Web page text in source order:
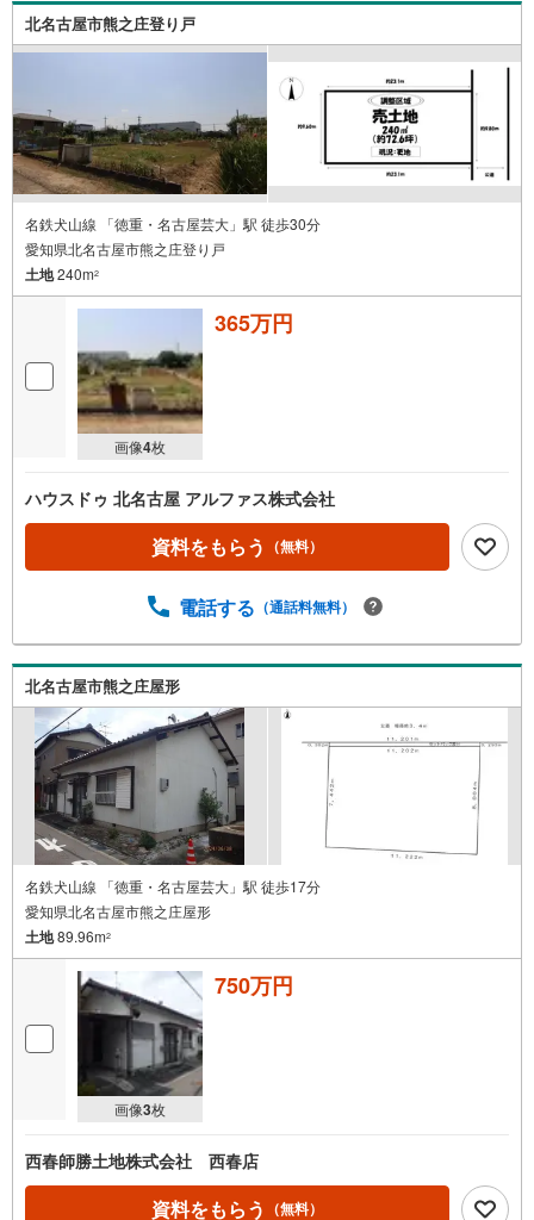
北名古屋市熊之庄登り戸
名鉄犬山線 「徳重・名古屋芸大」駅 徒歩30分
愛知県北名古屋市熊之庄登り戸
土地240m2
画像4枚
365万円
ハウスドゥ 北名古屋 アルファス株式会社
資料をもらう （無料）
電話する （通話料無料）
北名古屋市熊之庄屋形
名鉄犬山線 「徳重・名古屋芸大」駅 徒歩17分
愛知県北名古屋市熊之庄屋形
土地89.96m2
画像3枚
750万円
西春師勝土地株式会社 西春店
資料をもらう （無料）